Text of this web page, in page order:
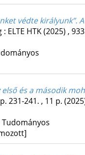
védte királyunk”.
: ELTE HTK(2025) ,
első és a második
231-241. , 11 p.